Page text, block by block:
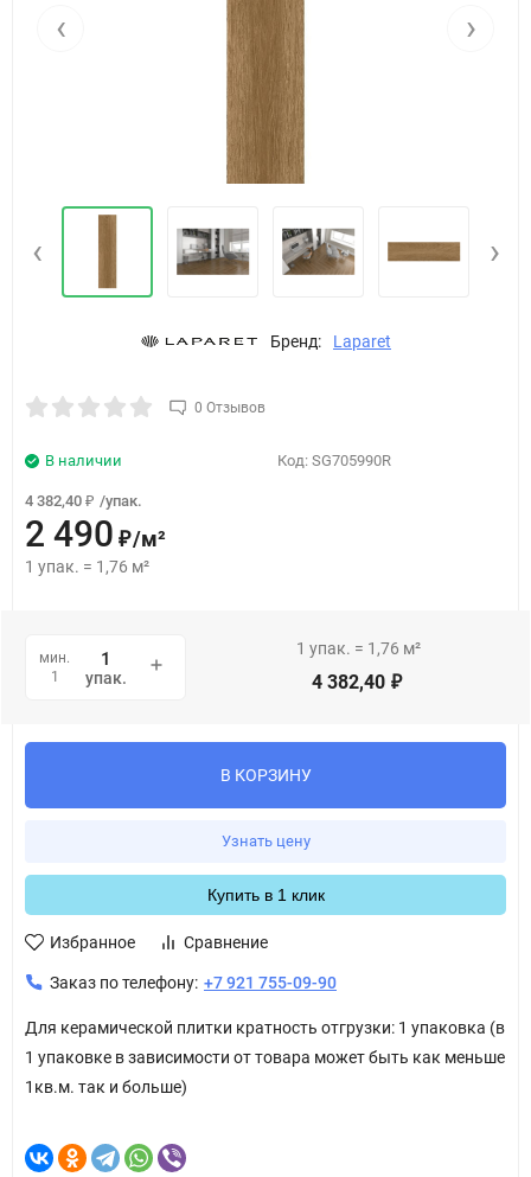
‹ ›
‹ ›
Бренд: Laparet
0 Отзывов
Код: SG705990R
В наличии
4 382,40 ₽ /упак.
2 490 ₽/м²
1 упак. = 1,76 м²
мин.
1
упак.
1 упак. = 1,76 м²
4 382,40 ₽
В КОРЗИНУ
Узнать цену
Купить в 1 клик
Избранное Сравнение
Заказ по телефону: +7 921 755-09-90
Для керамической плитки кратность отгрузки: 1 упаковка (в
1 упаковке в зависимости от товара может быть как меньше
1кв.м. так и больше)